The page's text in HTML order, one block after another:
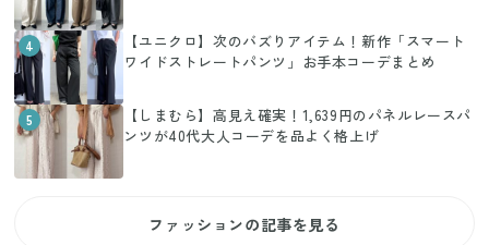
4
【ユニクロ】次のバズりアイテム！新作「スマート
ワイドストレートパンツ」お手本コーデまとめ
5
【しまむら】高見え確実！1,639円のパネルレースパ
ンツが40代大人コーデを品よく格上げ
ファッションの記事を見る